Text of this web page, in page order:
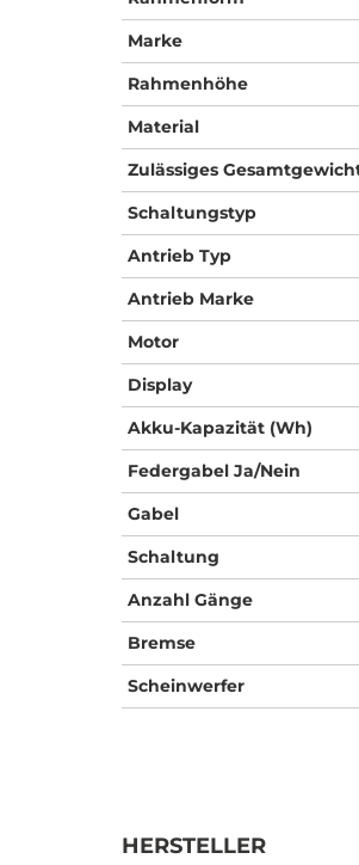
Marke
Rahmenhöhe
Material
Zulässiges
Schaltungstyp
Antrieb Typ
Antrieb Marke
Motor
Display
Akku-Kapazität (Wh)
Federgabel Ja/Nein
Gabel
Schaltung
Anzahl Gänge
Bremse
Scheinwerfer
HERSTELLER